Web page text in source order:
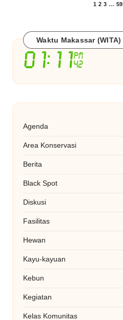
1 2 3 … 59
Waktu Makassar (WITA)
Agenda
Area Konservasi
Berita
Black Spot
Diskusi
Fasilitas
Hewan
Kayu-kayuan
Kebun
Kegiatan
Kelas Komunitas